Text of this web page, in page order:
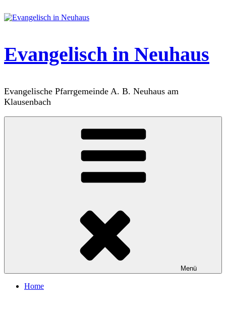
Inhalt
Evangelisch in Neuhaus
Evangelische Pfarrgemeinde A. B. Neuhaus am
Klausenbach
Menü
Home